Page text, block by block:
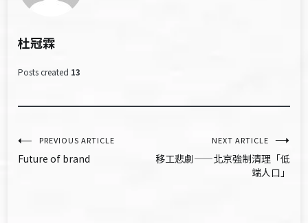
杜冠霖
Posts created 13
文
章
PREVIOUS ARTICLE
Future of brand
NEXT ARTICLE
移工悲劇——北京強制清理「低
端人口」